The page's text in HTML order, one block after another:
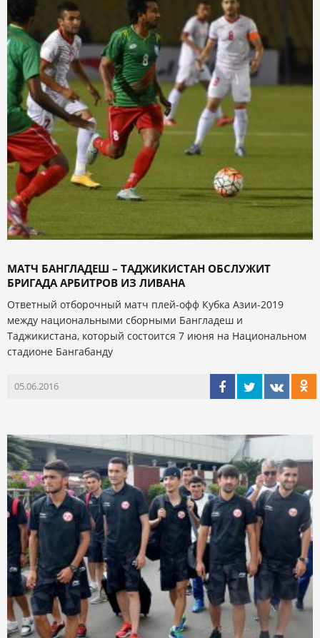
МАТЧ БАНГЛАДЕШ – ТАДЖИКИСТАН ОБСЛУЖИТ
БРИГАДА АРБИТРОВ ИЗ ЛИВАНА
Ответный отборочный матч плей-офф Кубка Азии-2019
между национальными сборными Бангладеш и
Таджикистана, который состоится 7 июня на Национальном
стадионе Бангабанду
05.06.2016